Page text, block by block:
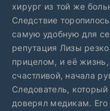
хирург из той же
Следствие
самую удобную для
репутация Лизы
прицелом, и её
счастливой, начала
Следователь,
доверял медикам. Его